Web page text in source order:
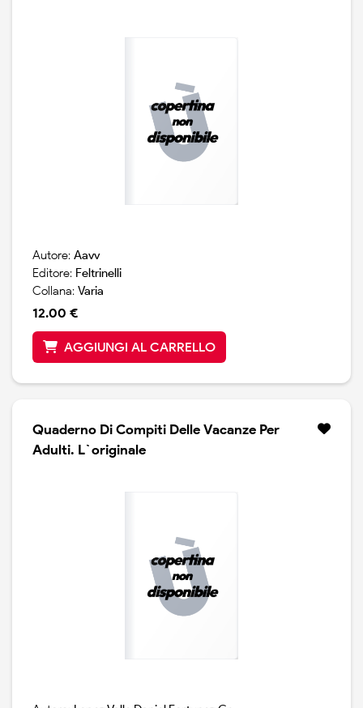
Autore: Aavv
Editore: Feltrinelli
Collana: Varia
12.00 €
AGGIUNGI AL CARRELLO
Quaderno Di Compiti Delle Vacanze Per
Adulti. L`originale